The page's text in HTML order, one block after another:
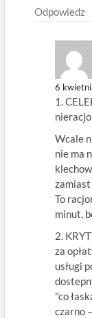
Odpowiedz
6
1.
Wcale
nie ma
zamiast
To
minut,
2.
za
usługi
"co
czarno